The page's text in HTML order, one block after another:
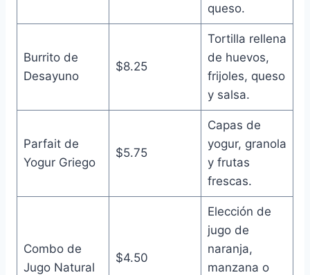
queso.
Burrito de
Desayuno
$8.25
Tortilla rellena
de huevos,
frijoles, queso
y salsa.
Parfait de
Yogur Griego
$5.75
Capas de
yogur, granola
y frutas
frescas.
Combo de
Jugo Natural
$4.50
Elección de
jugo de
naranja,
manzana o